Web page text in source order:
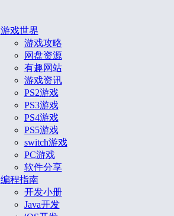
游戏世界
游戏攻略
网盘资源
有趣网站
游戏资讯
PS2游戏
PS3游戏
PS4游戏
PS5游戏
switch游戏
PC游戏
软件分享
编程指南
开发小册
Java开发